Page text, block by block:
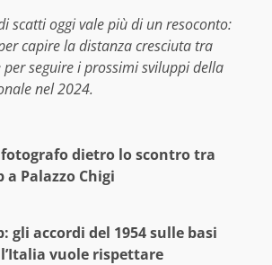
scatti oggi vale più di un resoconto:
capire la distanza cresciuta tra
seguire i prossimi sviluppi della
nel 2024.
dietro lo scontro tra
Palazzo Chigi
gli accordi del 1954 sulle basi
vuole rispettare